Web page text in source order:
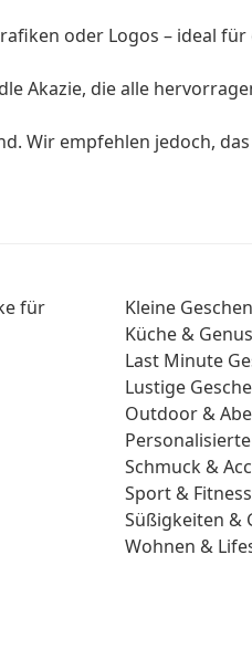
oder Logos – ideal
Akazie, die alle
Wir empfehlen jedoch,
für
Kleine
Küche &
Last Minute
Lustige
Outdoor &
Schmuck &
Sport & Fitness
Süßigkeiten &
Wohnen &